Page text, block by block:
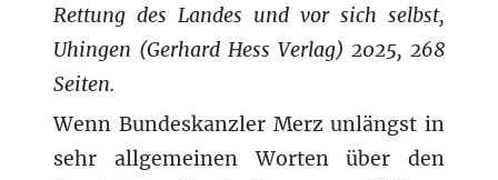
Rettung des Landes und vor sich selbst,
Uhingen (Gerhard Hess Verlag) 2025, 268
Seiten.
Wenn Bundeskanzler Merz unlängst in
sehr allgemeinen Worten über den